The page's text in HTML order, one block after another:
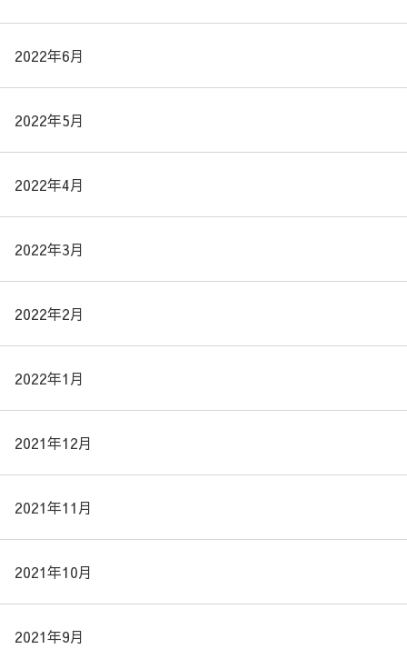
2022年6月
2022年5月
2022年4月
2022年3月
2022年2月
2022年1月
2021年12月
2021年11月
2021年10月
2021年9月